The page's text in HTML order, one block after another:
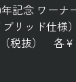
記念 ワーナ
リッド仕様
税抜） 各